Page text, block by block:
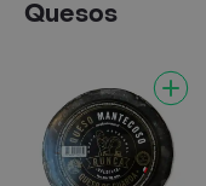
Quesos